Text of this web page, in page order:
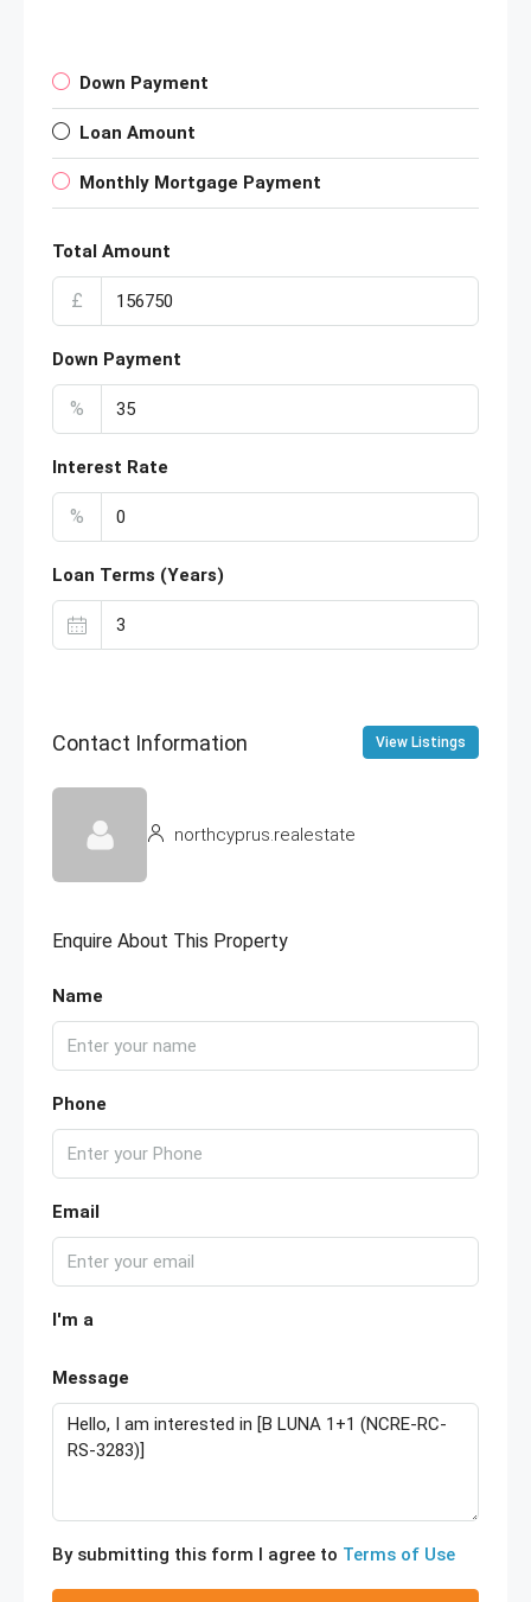
Down Payment
Loan Amount
Monthly Mortgage Payment
Total Amount
£
Down Payment
%
Interest Rate
%
Loan Terms (Years)
Contact Information View Listings
northcyprus.realestate
Enquire About This Property
Name
Phone
Email
I'm a
Message
By submitting this form I agree to Terms of Use